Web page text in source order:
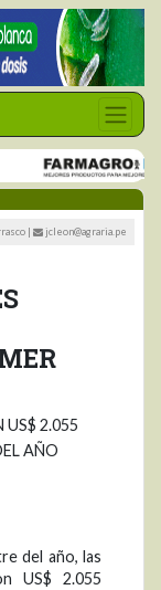
| jcleon@agraria.pe
del año, las
US$ 2.055